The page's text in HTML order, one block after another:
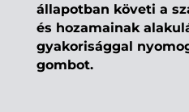
állapotban követi a
és hozamainak
gyakorisággal
gombot.